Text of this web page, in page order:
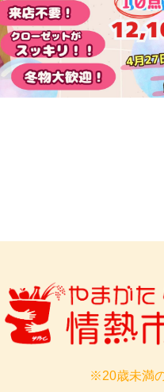
※20歳未満